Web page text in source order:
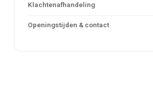
Klachtenafhandeling
Openingstijden & contact